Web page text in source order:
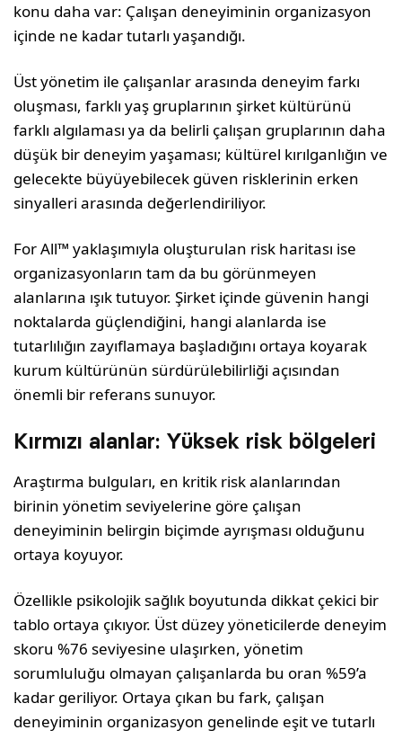
konu daha var: Çalışan deneyiminin organizasyon
içinde ne kadar tutarlı yaşandığı.
Üst yönetim ile çalışanlar arasında deneyim farkı
oluşması, farklı yaş gruplarının şirket kültürünü
farklı algılaması ya da belirli çalışan gruplarının daha
düşük bir deneyim yaşaması; kültürel kırılganlığın ve
gelecekte büyüyebilecek güven risklerinin erken
sinyalleri arasında değerlendiriliyor.
For All™ yaklaşımıyla oluşturulan risk haritası ise
organizasyonların tam da bu görünmeyen
alanlarına ışık tutuyor. Şirket içinde güvenin hangi
noktalarda güçlendiğini, hangi alanlarda ise
tutarlılığın zayıflamaya başladığını ortaya koyarak
kurum kültürünün sürdürülebilirliği açısından
önemli bir referans sunuyor.
Kırmızı alanlar: Yüksek risk bölgeleri
Araştırma bulguları, en kritik risk alanlarından
birinin yönetim seviyelerine göre çalışan
deneyiminin belirgin biçimde ayrışması olduğunu
ortaya koyuyor.
Özellikle psikolojik sağlık boyutunda dikkat çekici bir
tablo ortaya çıkıyor. Üst düzey yöneticilerde deneyim
skoru %76 seviyesine ulaşırken, yönetim
sorumluluğu olmayan çalışanlarda bu oran %59’a
kadar geriliyor. Ortaya çıkan bu fark, çalışan
deneyiminin organizasyon genelinde eşit ve tutarlı